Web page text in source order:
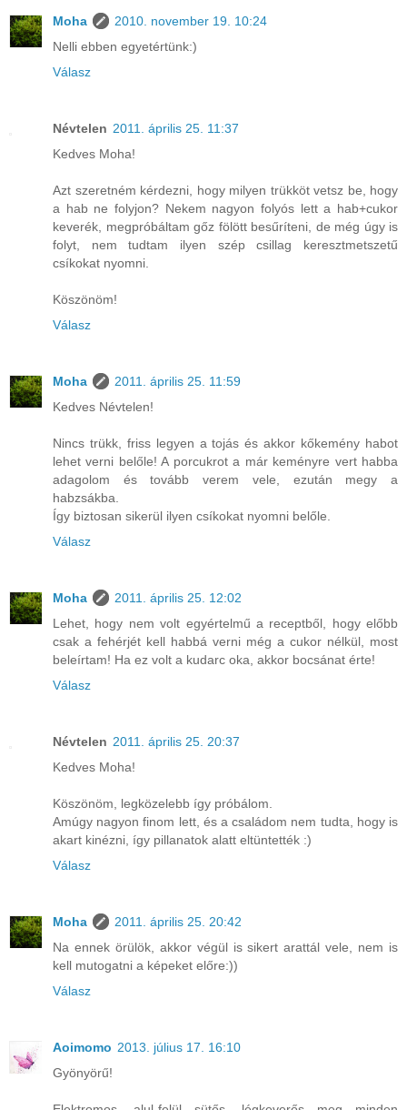
Moha
2010. november 19. 10:24
Nelli ebben egyetértünk:)
Válasz
Névtelen 2011. április 25. 11:37
Kedves Moha!
Azt szeretném kérdezni, hogy milyen trükköt vetsz be, hogy
a hab ne folyjon? Nekem nagyon folyós lett a hab+cukor
keverék, megpróbáltam gőz fölött besűríteni, de még úgy is
folyt, nem tudtam ilyen szép csillag keresztmetszetű
csíkokat nyomni.
Köszönöm!
Válasz
Moha
2011. április 25. 11:59
Kedves Névtelen!
Nincs trükk, friss legyen a tojás és akkor kőkemény habot
lehet verni belőle! A porcukrot a már keményre vert habba
adagolom és tovább verem vele, ezután megy a
habzsákba.
Így biztosan sikerül ilyen csíkokat nyomni belőle.
Válasz
Moha
2011. április 25. 12:02
Lehet, hogy nem volt egyértelmű a receptből, hogy előbb
csak a fehérjét kell habbá verni még a cukor nélkül, most
beleírtam! Ha ez volt a kudarc oka, akkor bocsánat érte!
Válasz
Névtelen 2011. április 25. 20:37
Kedves Moha!
Köszönöm, legközelebb így próbálom.
Amúgy nagyon finom lett, és a családom nem tudta, hogy is
akart kinézni, így pillanatok alatt eltüntették :)
Válasz
Moha
2011. április 25. 20:42
Na ennek örülök, akkor végül is sikert arattál vele, nem is
kell mutogatni a képeket előre:))
Válasz
Aoimomo 2013. július 17. 16:10
Gyönyörű!